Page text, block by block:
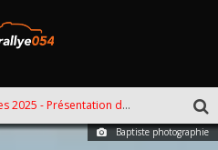
Chevrotines 2025 - Présentation de l'épreuve
EBR 2025 - Présentation de l'épreuve
Baptiste photographie